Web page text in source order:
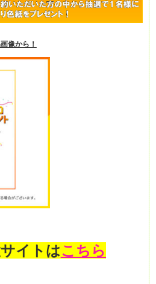
像から！
イトはこちら